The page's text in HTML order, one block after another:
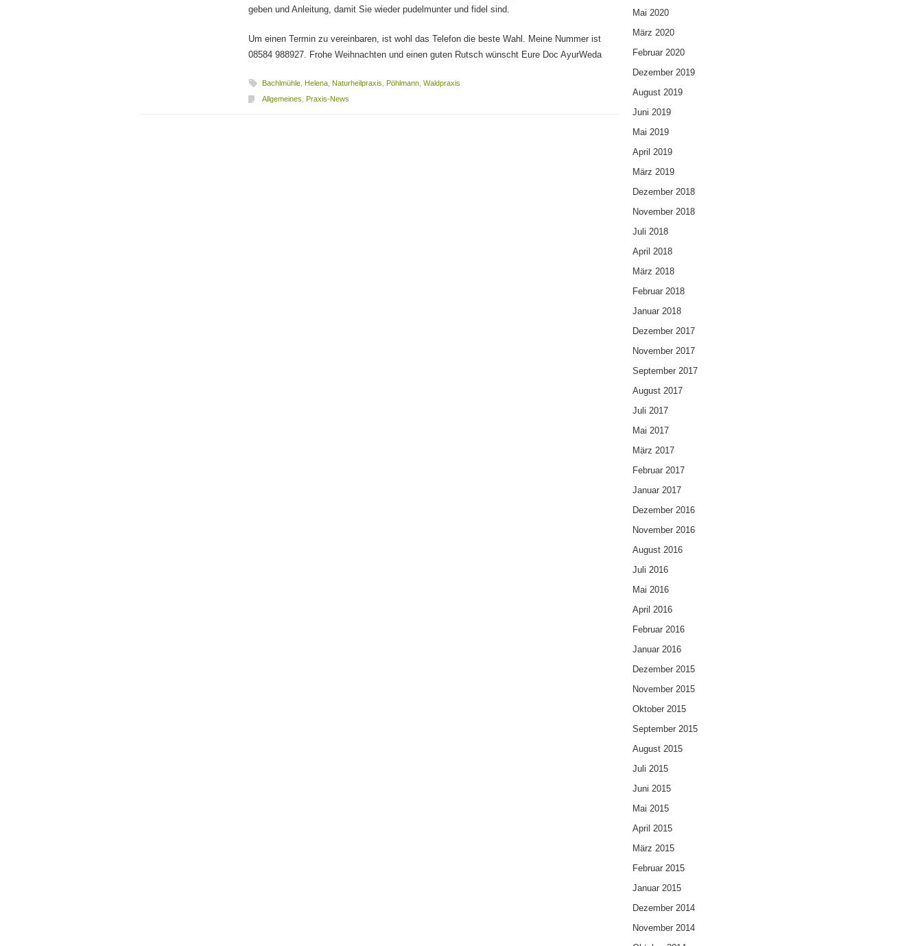
geben und Anleitung, damit Sie wieder pudelmunter und fidel sind.
Um einen Termin zu vereinbaren, ist wohl das Telefon die beste Wahl. Meine Nummer ist
08584 988927. Frohe Weihnachten und einen guten Rutsch wünscht Eure Doc AyurWeda
Bachlmühle ,Helena ,Naturheilpraxis ,Pöhlmann ,Waldpraxis
Allgemeines ,Praxis-News
Mai 2020
März 2020
Februar 2020
Dezember 2019
August 2019
Juni 2019
Mai 2019
April 2019
März 2019
Dezember 2018
November 2018
Juli 2018
April 2018
März 2018
Februar 2018
Januar 2018
Dezember 2017
November 2017
September 2017
August 2017
Juli 2017
Mai 2017
März 2017
Februar 2017
Januar 2017
Dezember 2016
November 2016
August 2016
Juli 2016
Mai 2016
April 2016
Februar 2016
Januar 2016
Dezember 2015
November 2015
Oktober 2015
September 2015
August 2015
Juli 2015
Juni 2015
Mai 2015
April 2015
März 2015
Februar 2015
Januar 2015
Dezember 2014
November 2014